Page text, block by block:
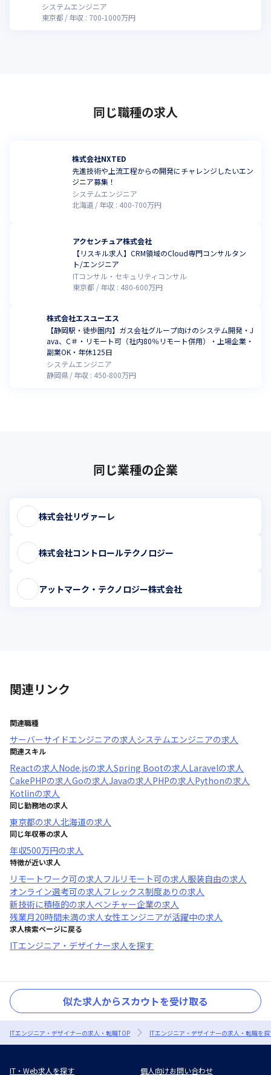
システムエンジニア
東京都
年収 : 700-1000万円
同じ職種の求人
株式会社NXTED
先進技術や上流工程からの開発にチャレンジしたいエン
ジニア募集！
システムエンジニア
北海道
年収 : 400-700万円
アクセンチュア株式会社
【リスキル求人】CRM領域のCloud専門コンサルタン
ト/エンジニア
ITコンサル・セキュリティコンサル
東京都
年収 : 480-600万円
株式会社エスユーエス
【静岡駅・徒歩圏内】ガス会社グループ向けのシステム開発・J
ava、C＃・リモート可（社内80％リモート併用）・上場企業・
副業OK・年休125日
システムエンジニア
静岡県
年収 : 450-800万円
同じ業種の企業
株式会社リヴァーレ
株式会社コントロールテクノロジー
アットマーク・テクノロジー株式会社
関連リンク
関連職種
サーバーサイドエンジニアの求人システムエンジニアの求人
関連スキル
Reactの求人Node.jsの求人Spring Bootの求人Laravelの求人
CakePHPの求人Goの求人Javaの求人PHPの求人Pythonの求人
Kotlinの求人
同じ勤務地の求人
東京都の求人北海道の求人
同じ年収帯の求人
年収500万円の求人
特徴が近い求人
リモートワーク可の求人フルリモート可の求人服装自由の求人
オンライン選考可の求人フレックス制度あり の求人
新技術に積極的の求人ベンチャー企業の求人
残業月20時間未満の求人女性エンジニアが活躍中の求人
求人検索ページに戻る
ITエンジニア・デザイナー求人を探す
似た求人からスカウトを受け取る
ITエンジニア・デザイナーの求人・転職TOP ITエンジニア・デザイナーの求人・転職を
IT・Web求人を探す 個人向けお問い合わせ